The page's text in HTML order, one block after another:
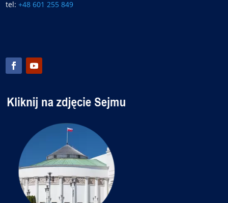
tel:+48 601 255 849